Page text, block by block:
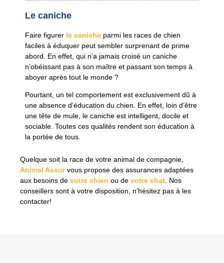
Le caniche
Faire figurer le caniche parmi les races de chien
faciles à éduquer peut sembler surprenant de prime
abord. En effet, qui n’a jamais croisé un caniche
n’obéissant pas à son maître et passant son temps à
aboyer après tout le monde ?
Pourtant, un tel comportement est exclusivement dû à
une absence d’éducation du chien. En effet, loin d’être
une tête de mule, le caniche est intelligent, docile et
sociable. Toutes ces qualités rendent son éducation à
la portée de tous.
Quelque soit la race de votre animal de compagnie,
Animal Assurvous propose des assurances adaptées
aux besoins de votre chien ou de votre chat. Nos
conseillers sont à votre disposition, n’hésitez pas à les
contacter!